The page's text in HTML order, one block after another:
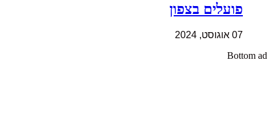
פועלים בצפון
07 אוגוסט, 2024
Bottom ad